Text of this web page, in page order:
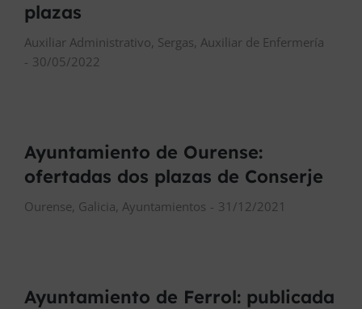
plazas
Auxiliar Administrativo, Sergas, Auxiliar de Enfermería
30/05/2022
Ayuntamiento de Ourense:
ofertadas dos plazas de Conserje
Ourense, Galicia, Ayuntamientos 31/12/2021
Ayuntamiento de Ferrol: publicada